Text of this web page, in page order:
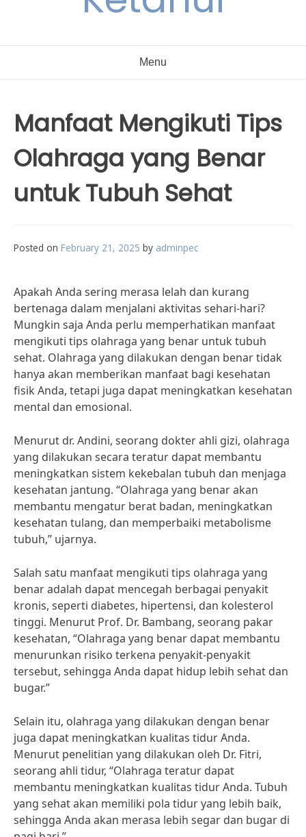
Menu
Manfaat Mengikuti Tips
Olahraga yang Benar
untuk Tubuh Sehat
Posted on February 21, 2025 by adminpec
Apakah Anda sering merasa lelah dan kurang
bertenaga dalam menjalani aktivitas sehari-hari?
Mungkin saja Anda perlu memperhatikan manfaat
mengikuti tips olahraga yang benar untuk tubuh
sehat. Olahraga yang dilakukan dengan benar tidak
hanya akan memberikan manfaat bagi kesehatan
fisik Anda, tetapi juga dapat meningkatkan kesehatan
mental dan emosional.
Menurut dr. Andini, seorang dokter ahli gizi, olahraga
yang dilakukan secara teratur dapat membantu
meningkatkan sistem kekebalan tubuh dan menjaga
kesehatan jantung. “Olahraga yang benar akan
membantu mengatur berat badan, meningkatkan
kesehatan tulang, dan memperbaiki metabolisme
tubuh,” ujarnya.
Salah satu manfaat mengikuti tips olahraga yang
benar adalah dapat mencegah berbagai penyakit
kronis, seperti diabetes, hipertensi, dan kolesterol
tinggi. Menurut Prof. Dr. Bambang, seorang pakar
kesehatan, “Olahraga yang benar dapat membantu
menurunkan risiko terkena penyakit-penyakit
tersebut, sehingga Anda dapat hidup lebih sehat dan
bugar.”
Selain itu, olahraga yang dilakukan dengan benar
juga dapat meningkatkan kualitas tidur Anda.
Menurut penelitian yang dilakukan oleh Dr. Fitri,
seorang ahli tidur, “Olahraga teratur dapat
membantu meningkatkan kualitas tidur Anda. Tubuh
yang sehat akan memiliki pola tidur yang lebih baik,
sehingga Anda akan merasa lebih segar dan bugar di